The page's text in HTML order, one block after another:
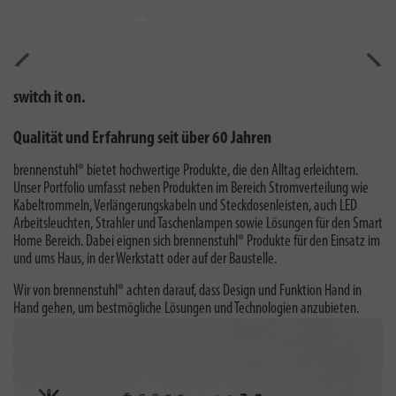
switch it on.
Qualität und Erfahrung seit über 60 Jahren
brennenstuhl® bietet hochwertige Produkte, die den Alltag erleichtern.
Unser Portfolio umfasst neben Produkten im Bereich Stromverteilung wie
Kabeltrommeln, Verlängerungskabeln und Steckdosenleisten, auch LED
Arbeitsleuchten, Strahler und Taschenlampen sowie Lösungen für den Smart
Home Bereich. Dabei eignen sich brennenstuhl® Produkte für den Einsatz im
und ums Haus, in der Werkstatt oder auf der Baustelle.
Wir von brennenstuhl® achten darauf, dass Design und Funktion Hand in
Hand gehen, um bestmögliche Lösungen und Technologien anzubieten.